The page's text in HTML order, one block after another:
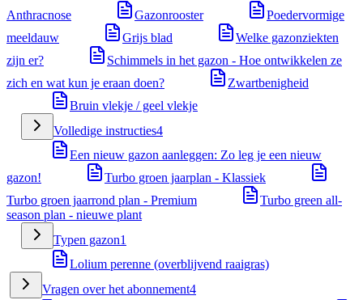
Anthracnose
Gazonrooster
Poedervormige
meeldauw
Grijs blad
Welke gazonziekten
zijn er?
Schimmels in het gazon - Hoe ontwikkelen ze
zich en wat kun je eraan doen?
Zwartbenigheid
Bruin vlekje / geel vlekje
Volledige instructies4
Een nieuw gazon aanleggen: Zo leg je een nieuw
gazon!
Turbo groen jaarplan - Klassiek
Turbo groen jaarrond plan - Premium
Turbo green all-
season plan - nieuwe plant
Typen gazon1
Lolium perenne (overblijvend raaigras)
Vragen over het abonnement4